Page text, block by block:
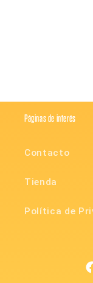
Páginas de interés
Contacto
Tienda
Política de